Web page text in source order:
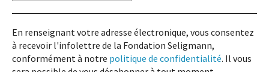
Copyright © 2026Fondation Seligmann|Mentions légales|Crédits
Fondation Seligmann
Journal Après-demain
En renseignant votre adresse électronique, vous consentez
à recevoir l'infolettre de la Fondation Seligmann,
conformément à notre politique de confidentialité. Il vous